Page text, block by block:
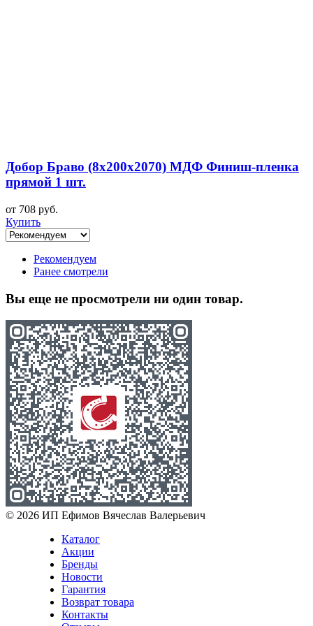
Добор Браво (8х200х2070) МДФ Финиш-пленка
прямой 1 шт.
от 708 руб.
Купить
Рекомендуем
Ранее смотрели
Вы еще не просмотрели ни один товар.
© 2026 ИП Ефимов Вячеслав Валерьевич
Каталог
Акции
Бренды
Новости
Гарантия
Возврат товара
Контакты